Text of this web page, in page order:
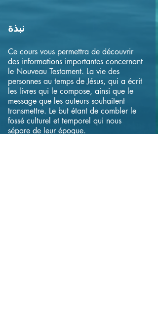
نبذة
Ce cours vous permettra de découvrir
des informations importantes concernant
le Nouveau Testament. La vie des
personnes au temps de Jésus, qui a écrit
les livres qui le compose, ainsi que le
message que les auteurs souhaitent
transmettre. Le but étant de combler le
fossé culturel et temporel qui nous
sépare de leur époque.